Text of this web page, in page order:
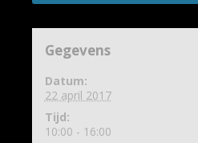
Gegevens
Datum:
22 april 2017
Tijd:
10:00 - 16:00